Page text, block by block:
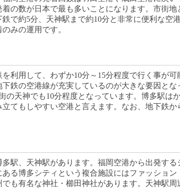
の数が日本で最も多いことになります。市街
で約5分、天神駅まで約10分と非常に便利な空
みの運用です。
利用して、わずか10分～15分程度で行く事が
鉄の空港線が充実しているのが大きな要因と
の天神でも10分程度となっています。博多駅は
てもしやすい空港と言えます。なお、地下鉄か
駅、天神駅があります。福岡空港から出発す
る博多シティという複合施設にはファッショ
も有名な神社・櫛田神社があります。天神駅